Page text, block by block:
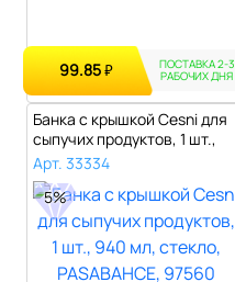
99.85₽ ПОСТАВКА 2-3
РАБОЧИХ ДНЯ
Банка с крышкой Cesni для
сыпучих продуктов, 1 шт.,
940..
Арт. 33334
5%